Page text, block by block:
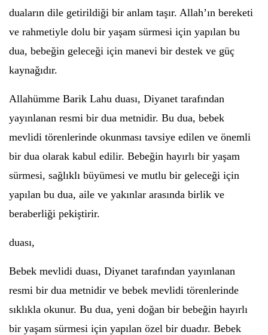
duaların dile getirildiği bir anlam taşır. Allah’ın bereketi
ve rahmetiyle dolu bir yaşam sürmesi için yapılan bu
dua, bebeğin geleceği için manevi bir destek ve güç
kaynağıdır.
Allahümme Barik Lahu duası, Diyanet tarafından
yayınlanan resmi bir dua metnidir. Bu dua, bebek
mevlidi törenlerinde okunması tavsiye edilen ve önemli
bir dua olarak kabul edilir. Bebeğin hayırlı bir yaşam
sürmesi, sağlıklı büyümesi ve mutlu bir geleceği için
yapılan bu dua, aile ve yakınlar arasında birlik ve
beraberliği pekiştirir.
duası,
Bebek mevlidi duası, Diyanet tarafından yayınlanan
resmi bir dua metnidir ve bebek mevlidi törenlerinde
sıklıkla okunur. Bu dua, yeni doğan bir bebeğin hayırlı
bir yaşam sürmesi için yapılan özel bir duadır. Bebek